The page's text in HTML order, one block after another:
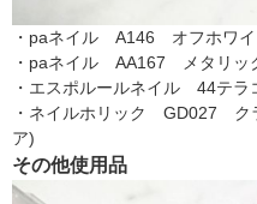
・paネイル A146 オフホワイ
・paネイル AA167 メタリッ
・エスポルールネイル 44テラ
・ネイルホリック GD027 ク
ア)
その他使用品